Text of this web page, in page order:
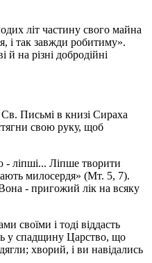
літ частину свого майна
і так завжди робитиму».
на різні добродійні
Письмі в книзі Сираха
свою руку, щоб
- ліпші... Ліпше творити
милосердя» (Мт. 5, 7).
- пригожий лік на всяку
своїми і тоді віддасть
у спадщину Царство, що
хворий, і ви навідались